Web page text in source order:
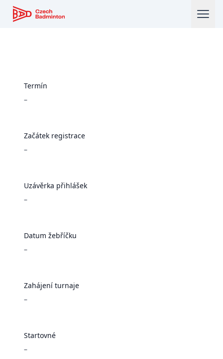
Český badmintonový svaz
Termín
–
Začátek registrace
–
Uzávěrka přihlášek
–
Datum žebříčku
–
Zahájení turnaje
–
Startovné
–